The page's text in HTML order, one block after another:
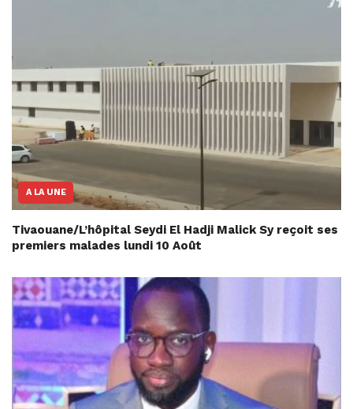
A LA UNE
Tivaouane/L’hôpital Seydi El Hadji Malick Sy reçoit ses
premiers malades lundi 10 Août